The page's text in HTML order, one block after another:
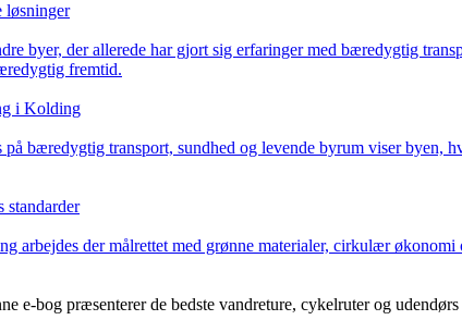
løsninger
byer, der allerede har gjort sig erfaringer med bæredygtig
fremtid.
i Kolding
bæredygtig transport, sundhed og levende byrum viser byen,
standarder
der målrettet med grønne materialer, cirkulær
e-bog præsenterer de bedste vandreture, cykelruter og